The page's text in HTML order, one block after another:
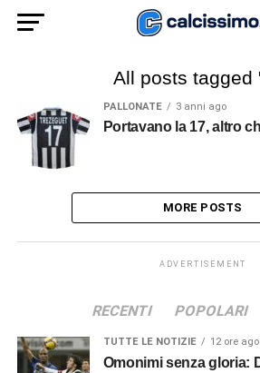
All posts tagged
PALLONATE 3 anni ago
Portavano la 17, altro
MORE POSTS
ADVERTISEMENT
RECENTI POPOLARI
TUTTE LE NOTIZIE 12 ore ago
Omonimi senza gloria: